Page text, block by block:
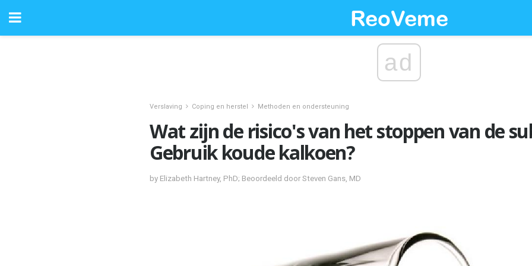
ad
Verslaving Coping en herstel Methoden en ondersteuning
Wat zijn de risico's van het stoppen van de
Gebruik koude kalkoen?
by Elizabeth Hartney, PhD; Beoordeeld door Steven Gans, MD